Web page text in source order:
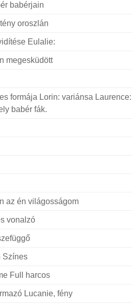
babérjain
oroszlán
Eulalie:
megesküdött
formája Lorin: variánsa Laurence:
babér fák.
az én világosságom
vonalzó
Színes
Full harcos
Lucanie, fény